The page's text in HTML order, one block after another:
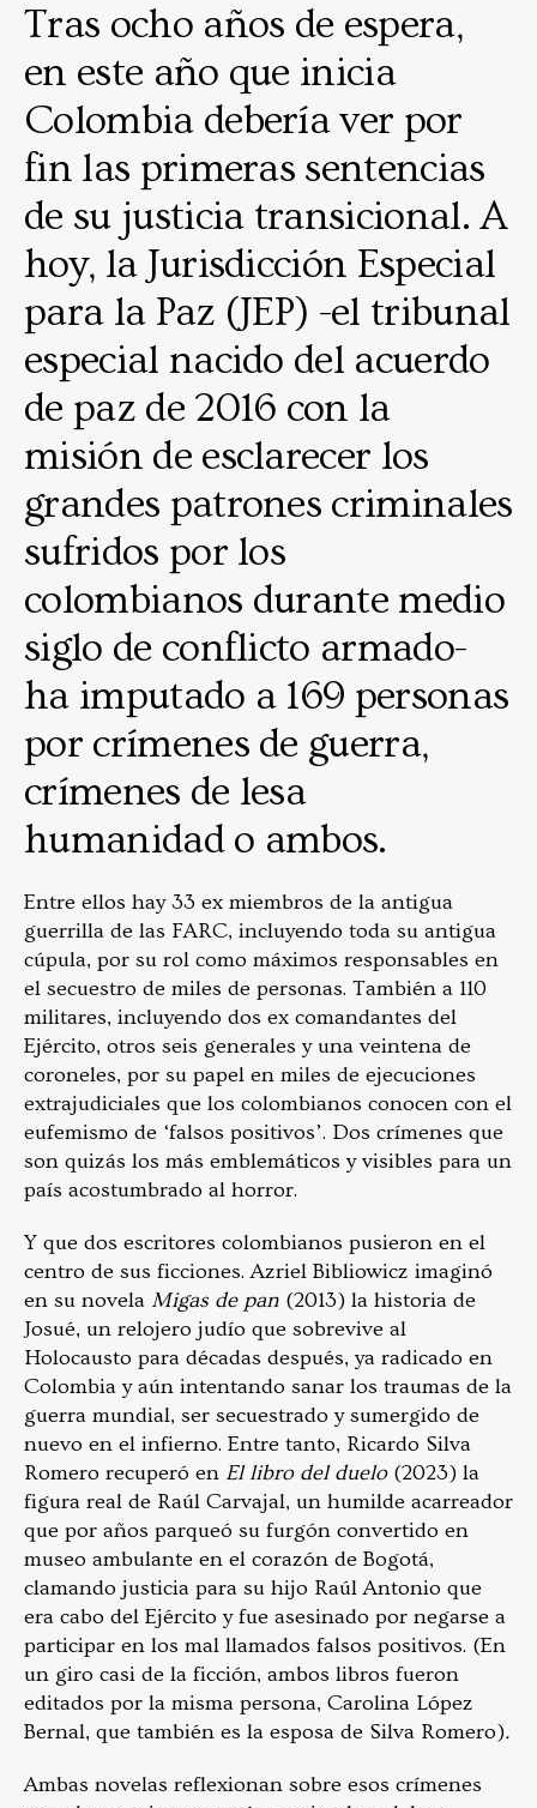
Tras ocho años de espera,
en este año que inicia
Colombia debería ver por
fin las primeras sentencias
de su justicia transicional. A
hoy, la Jurisdicción Especial
para la Paz (JEP) -el tribunal
especial nacido del acuerdo
de paz de 2016 con la
misión de esclarecer los
grandes patrones criminales
sufridos por los
colombianos durante medio
siglo de conflicto armado-
ha imputado a 169 personas
por crímenes de guerra,
crímenes de lesa
humanidad o ambos.
Entre ellos hay 33 ex miembros de la antigua
guerrilla de las FARC, incluyendo toda su antigua
cúpula, por su rol como máximos responsables en
el secuestro de miles de personas. También a 110
militares, incluyendo dos ex comandantes del
Ejército, otros seis generales y una veintena de
coroneles, por su papel en miles de ejecuciones
extrajudiciales que los colombianos conocen con el
eufemismo de ‘falsos positivos’. Dos crímenes que
son quizás los más emblemáticos y visibles para un
país acostumbrado al horror.
Y que dos escritores colombianos pusieron en el
centro de sus ficciones. Azriel Bibliowicz imaginó
en su novela Migas de pan (2013) la historia de
Josué, un relojero judío que sobrevive al
Holocausto para décadas después, ya radicado en
Colombia y aún intentando sanar los traumas de la
guerra mundial, ser secuestrado y sumergido de
nuevo en el infierno. Entre tanto, Ricardo Silva
Romero recuperó en El libro del duelo (2023) la
figura real de Raúl Carvajal, un humilde acarreador
que por años parqueó su furgón convertido en
museo ambulante en el corazón de Bogotá,
clamando justicia para su hijo Raúl Antonio que
era cabo del Ejército y fue asesinado por negarse a
participar en los mal llamados falsos positivos. (En
un giro casi de la ficción, ambos libros fueron
editados por la misma persona, Carolina López
Bernal, que también es la esposa de Silva Romero).
Ambas novelas reflexionan sobre esos crímenes